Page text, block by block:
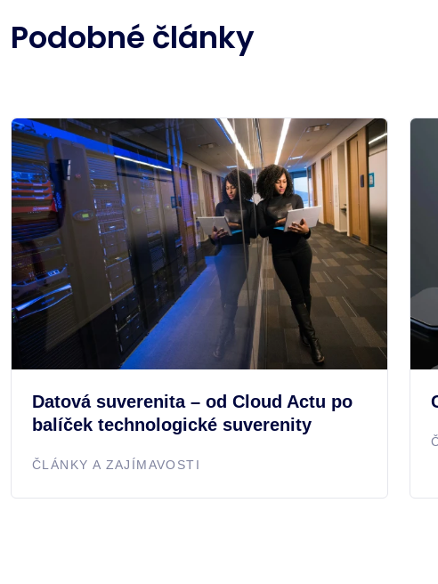
Podobné články
Datová suverenita – od Cloud Actu po
balíček technologické suverenity
ČLÁNKY A ZAJÍMAVOSTI